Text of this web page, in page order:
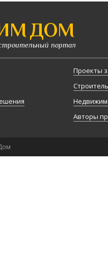
ДОМ
портал
Проекты
Авторы